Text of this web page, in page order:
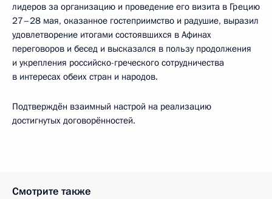
лидеров за организацию и проведение его визита в Грецию
27–28 мая, оказанное гостеприимство и радушие, выразил
удовлетворение итогами состоявшихся в Афинах
переговоров и бесед и высказался в пользу продолжения
и укрепления российско-греческого сотрудничества
в интересах обеих стран и народов.
Подтверждён взаимный настрой на реализацию
достигнутых договорённостей.
Смотрите также